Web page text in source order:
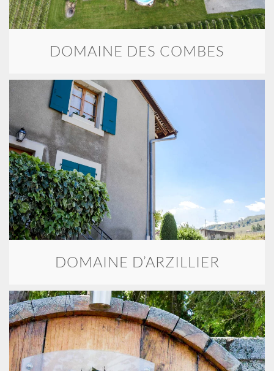
DOMAINE DES COMBES
DOMAINE D’ARZILLIER